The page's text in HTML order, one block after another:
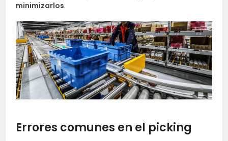
minimizarlos.
Errores comunes en el picking